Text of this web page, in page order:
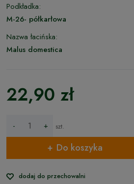
Podkładka:
M-26- półkarłowa
Nazwa łacińska:
Malus domestica
22,90 zł
- + szt.
Do koszyka
dodaj do przechowalni